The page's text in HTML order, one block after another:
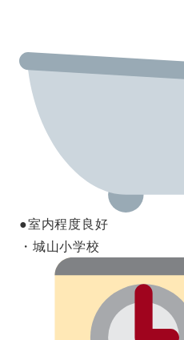
●室内程度良好
・城山小学校